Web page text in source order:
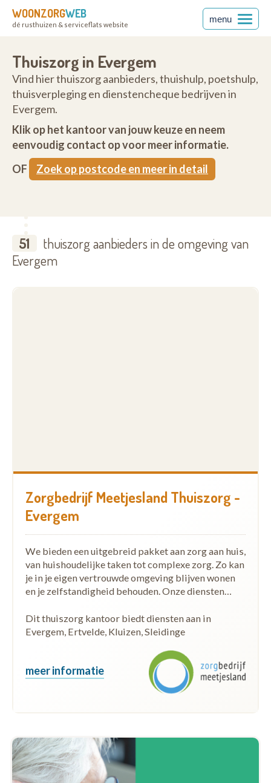
WOONZORGWEB
dé rusthuizen & serviceflats website
menu
Thuiszorg in Evergem
Vind hier thuiszorg aanbieders, thuishulp, poetshulp,
thuisverpleging en dienstencheque bedrijven in
Evergem.
Klik op het kantoor van jouw keuze en neem
eenvoudig contact op voor meer informatie.
OF
Zoek op postcode en meer in detail
51
thuiszorg aanbieders in de omgeving van
Evergem
Zorgbedrijf Meetjesland Thuiszorg -
Evergem
We bieden een uitgebreid pakket aan zorg aan huis,
van huishoudelijke taken tot complexe zorg. Zo kan
je in je eigen vertrouwde omgeving blijven wonen
en je zelfstandigheid behouden. Onze diensten…
Dit thuiszorg kantoor biedt diensten aan in
Evergem, Ertvelde, Kluizen, Sleidinge
meer informatie